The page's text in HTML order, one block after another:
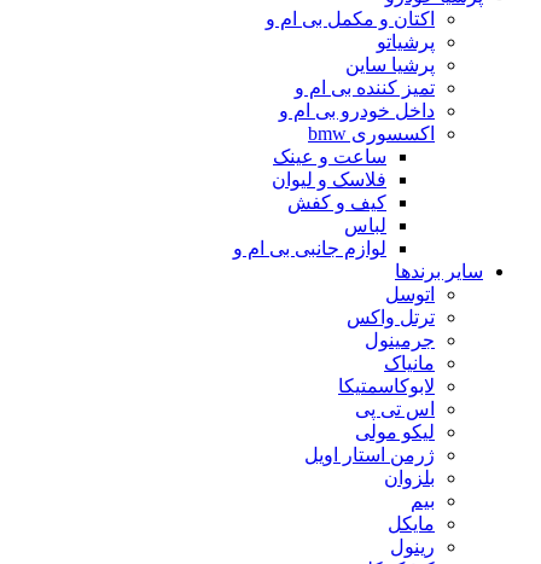
اکتان و مکمل بی ام و
پرشیاتو
پرشیا ساین
تمیز کننده بی ام و
داخل خودرو بی ام و
اکسسوری bmw
ساعت و عینک
فلاسک و لیوان
کیف و کفش
لباس
لوازم جانبی بی ام و
سایر برندها
اتوسل
ترتل واکس
جرمینول
مانیاک
لابوکاسمتیکا
اس تی پی
لیکو مولی
ژرمن استار اویل
بلزوان
بیم
مایکل
رینول